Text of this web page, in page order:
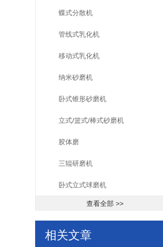
蝶式分散机
管线式乳化机
移动式乳化机
纳米砂磨机
卧式锥形砂磨机
立式/篮式/棒式砂磨机
胶体磨
三辊研磨机
卧式立式球磨机
查看全部 >>
相关文章